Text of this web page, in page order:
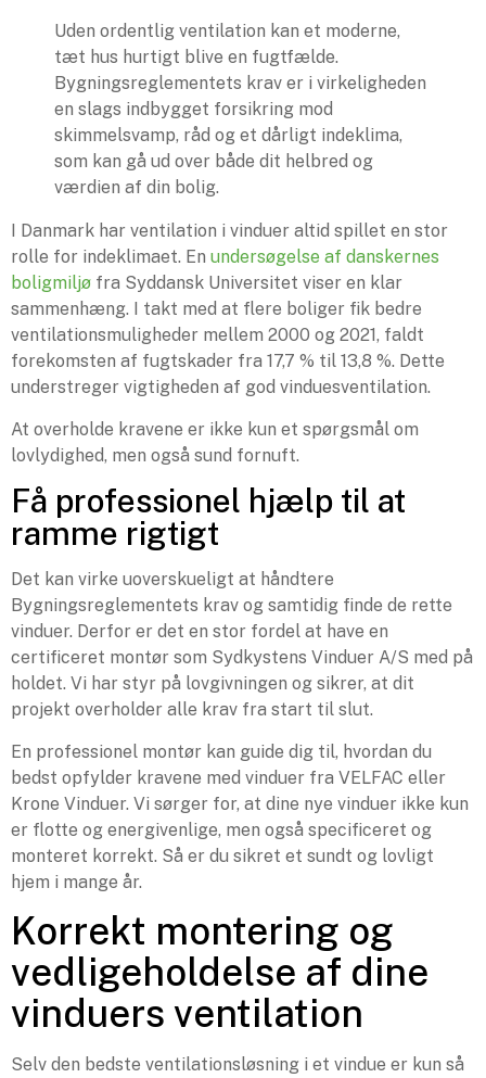
Uden ordentlig ventilation kan et moderne,
tæt hus hurtigt blive en fugtfælde.
Bygningsreglementets krav er i virkeligheden
en slags indbygget forsikring mod
skimmelsvamp, råd og et dårligt indeklima,
som kan gå ud over både dit helbred og
værdien af din bolig.
I Danmark har ventilation i vinduer altid spillet en stor
rolle for indeklimaet. En undersøgelse af danskernes
boligmiljø fra Syddansk Universitet viser en klar
sammenhæng. I takt med at flere boliger fik bedre
ventilationsmuligheder mellem 2000 og 2021, faldt
forekomsten af fugtskader fra 17,7 % til 13,8 %. Dette
understreger vigtigheden af god vinduesventilation.
At overholde kravene er ikke kun et spørgsmål om
lovlydighed, men også sund fornuft.
Få professionel hjælp til at
ramme rigtigt
Det kan virke uoverskueligt at håndtere
Bygningsreglementets krav og samtidig finde de rette
vinduer. Derfor er det en stor fordel at have en
certificeret montør som Sydkystens Vinduer A/S med på
holdet. Vi har styr på lovgivningen og sikrer, at dit
projekt overholder alle krav fra start til slut.
En professionel montør kan guide dig til, hvordan du
bedst opfylder kravene med vinduer fra VELFAC eller
Krone Vinduer. Vi sørger for, at dine nye vinduer ikke kun
er flotte og energivenlige, men også specificeret og
monteret korrekt. Så er du sikret et sundt og lovligt
hjem i mange år.
Korrekt montering og
vedligeholdelse af dine
vinduers ventilation
Selv den bedste ventilationsløsning i et vindue er kun så